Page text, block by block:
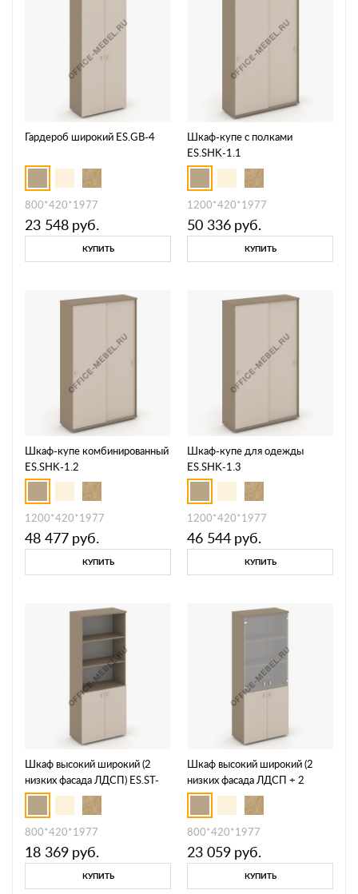
Гардероб широкий ES.GB-4
800*420*1977
23 548 руб.
КУПИТЬ
Шкаф-купе с полками
ES.SHK-1.1
1200*420*1977
50 336 руб.
КУПИТЬ
Шкаф-купе комбинированный
ES.SHK-1.2
1200*420*1977
48 477 руб.
КУПИТЬ
Шкаф-купе для одежды
ES.SHK-1.3
1200*420*1977
46 544 руб.
КУПИТЬ
Шкаф высокий широкий (2
низких фасада ЛДСП) ES.ST-
1.1
800*420*1977
18 369 руб.
КУПИТЬ
Шкаф высокий широкий (2
низких фасада ЛДСП + 2
средних фасада стекло сатин
матовый) ES.ST-1.2
800*420*1977
23 059 руб.
КУПИТЬ